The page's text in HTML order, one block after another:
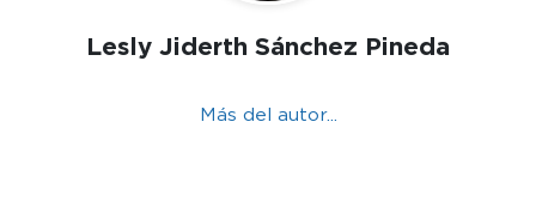
Lesly Jiderth Sánchez Pineda
Más del autor...